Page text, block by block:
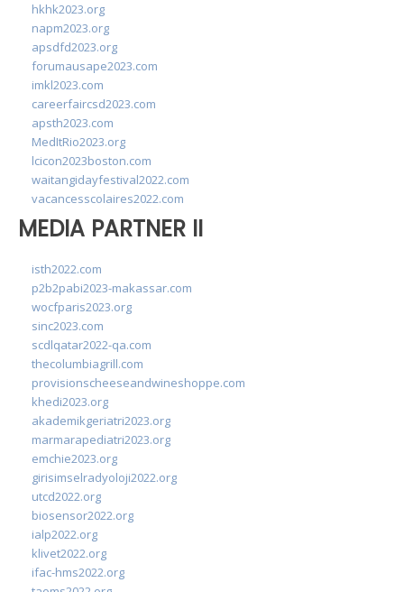
hkhk2023.org
napm2023.org
apsdfd2023.org
forumausape2023.com
imkl2023.com
careerfaircsd2023.com
apsth2023.com
MedItRio2023.org
lcicon2023boston.com
waitangidayfestival2022.com
vacancesscolaires2022.com
MEDIA PARTNER II
isth2022.com
p2b2pabi2023-makassar.com
wocfparis2023.org
sinc2023.com
scdlqatar2022-qa.com
thecolumbiagrill.com
provisionscheeseandwineshoppe.com
khedi2023.org
akademikgeriatri2023.org
marmarapediatri2023.org
emchie2023.org
girisimselradyoloji2022.org
utcd2022.org
biosensor2022.org
ialp2022.org
klivet2022.org
ifac-hms2022.org